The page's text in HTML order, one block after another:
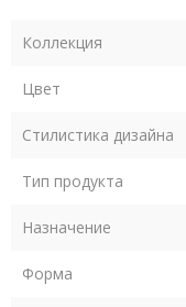
Коллекция
Цвет
Стилистика дизайна
Тип продукта
Назначение
Форма